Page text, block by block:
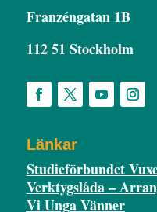
Franzéngatan 1B
112 51 Stockholm
Länkar
Studieförbundet
Verktygslåda –
Vi Unga Vänner